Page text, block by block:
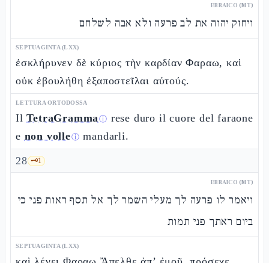
EBRAICO (MT)
ויחזק יהוה את לב פרעה ולא אבה לשלחם
SEPTUAGINTA (LXX)
ἐσκλήρυνεν δὲ κύριος τὴν καρδίαν Φαραω, καὶ
οὐκ ἐβουλήθη ἐξαποστεῖλαι αὐτούς.
LETTURA ORTODOSSA
IlTetraGrammaⓘ rese duro il cuore del faraone
e non volleⓘ mandarli.
28 🗝️1
EBRAICO (MT)
ויאמר לו פרעה לך מעלי השמר לך אל תסף ראות פני כי
ביום ראתך פני תמות
SEPTUAGINTA (LXX)